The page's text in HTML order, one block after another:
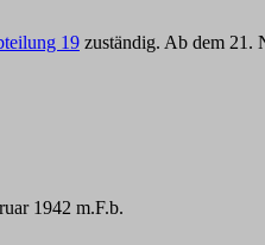
19 zuständig. Ab dem 21.
1942 m.F.b.